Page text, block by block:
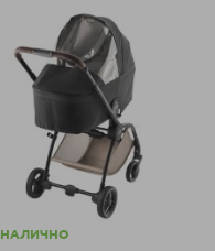
НАЛИЧНО